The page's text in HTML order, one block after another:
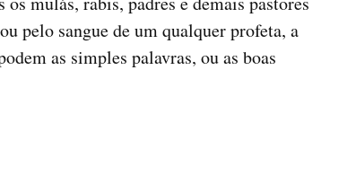
pelo sangue de um qualquer profeta, a
as simples palavras, ou as boas